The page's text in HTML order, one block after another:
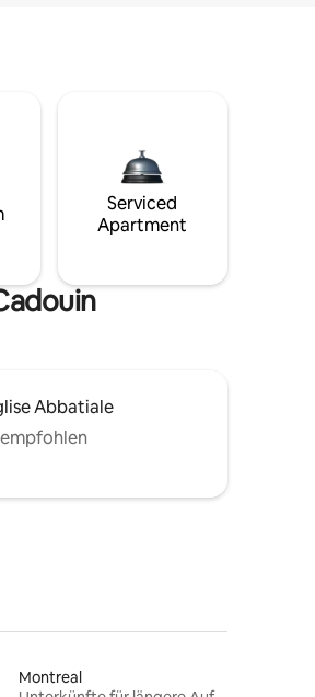
Serviced
Apartment
Abbatiale
Montreal